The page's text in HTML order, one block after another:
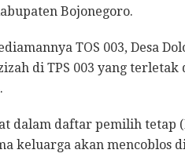
Bojonegoro.
TOS 003, Desa
di TPS 003 yang terletak
dalam daftar pemilih tetap
keluarga akan mencoblos